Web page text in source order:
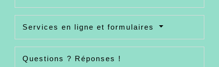
Services en ligne et formulaires
Questions ? Réponses !